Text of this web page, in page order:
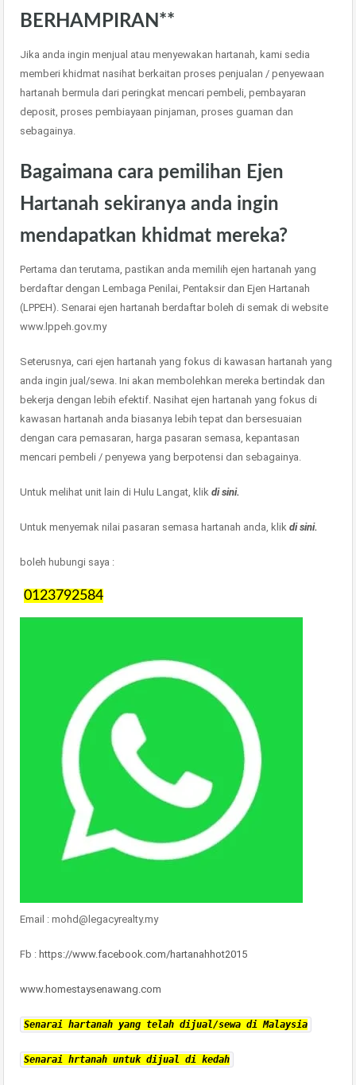
BERHAMPIRAN**
Jika anda ingin menjual atau menyewakan hartanah, kami sedia
memberi khidmat nasihat berkaitan proses penjualan / penyewaan
hartanah bermula dari peringkat mencari pembeli, pembayaran
deposit, proses pembiayaan pinjaman, proses guaman dan
sebagainya.
Bagaimana cara pemilihan Ejen
Hartanah sekiranya anda ingin
mendapatkan khidmat mereka?
Pertama dan terutama, pastikan anda memilih ejen hartanah yang
berdaftar dengan Lembaga Penilai, Pentaksir dan Ejen Hartanah
(LPPEH). Senarai ejen hartanah berdaftar boleh di semak di website
www.lppeh.gov.my
Seterusnya, cari ejen hartanah yang fokus di kawasan hartanah yang
anda ingin jual/sewa. Ini akan membolehkan mereka bertindak dan
bekerja dengan lebih efektif. Nasihat ejen hartanah yang fokus di
kawasan hartanah anda biasanya lebih tepat dan bersesuaian
dengan cara pemasaran, harga pasaran semasa, kepantasan
mencari pembeli / penyewa yang berpotensi dan sebagainya.
Untuk melihat unit lain di Hulu Langat, klik di sini.
Untuk menyemak nilai pasaran semasa hartanah anda, klik di sini.
boleh hubungi saya :
0123792584
Email : mohd@legacyrealty.my
Fb : https://www.facebook.com/hartanahhot2015
www.homestaysenawang.com
Senarai hartanah yang telah dijual/sewa di Malaysia
Senarai hrtanah untuk dijual di kedah